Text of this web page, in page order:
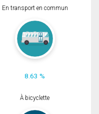
En transport en commun
8.63 %
À bicyclette